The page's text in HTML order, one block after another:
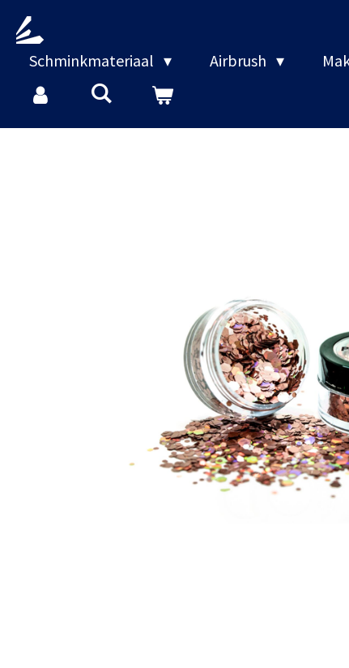
direct
naar
hoofdinhoud
Schminkmateriaal Airbrush